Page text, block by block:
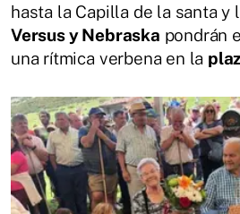
hasta la Capilla de la santa y
Versus y Nebraska pondrán
una rítmica verbena en la